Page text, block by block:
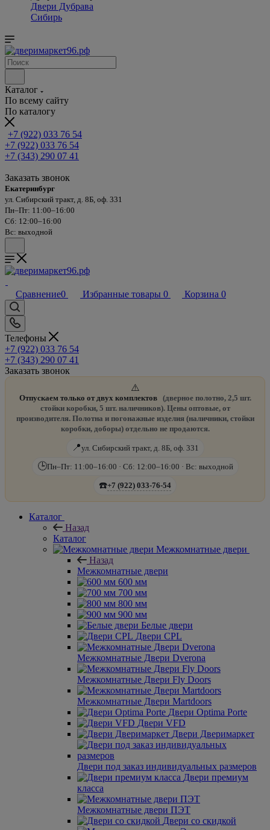
Двери Дубрава
Сибирь
Каталог
По всему сайту
По каталогу
+7 (922) 033 76 54
+7 (922) 033 76 54
+7 (343) 290 07 41
Заказать звонок
Екатеринбург
ул. Сибирский тракт, д. 8Б, оф. 331
Пн–Пт: 11:00–16:00
Сб: 12:00–16:00
Вс: выходной
Сравнение0 Избранные товары 0 Корзина 0
Телефоны
+7 (922) 033 76 54
+7 (343) 290 07 41
Заказать звонок
⚠️
Отпускаем только от двух комплектов
(дверное полотно, 2,5 шт.
стойки коробки, 5 шт. наличников). Цены оптовые, от
производителя. Полотна и погонажные изделия (наличники, стойки
коробки, доборы) отдельно не продаются.
📍ул. Сибирский тракт, д. 8Б, оф. 331
🕒Пн–Пт: 11:00–16:00 · Сб: 12:00–16:00 · Вс: выходной
☎️+7 (922) 033-76-54
Каталог
Назад
Каталог
Межкомнатные двери
Назад
Межкомнатные двери
600 мм
700 мм
800 мм
900 мм
Белые двери
Двери CPL
Межкомнатные Двери Dverona
Межкомнатные Двери Fly Doors
Межкомнатные Двери Martdoors
Двери Optima Porte
Двери VFD
Двери Дверимаркет
Двери под заказ индивидуальных размеров
Двери премиум
класса
Межкомнатные двери ПЭТ
Двери со скидкой